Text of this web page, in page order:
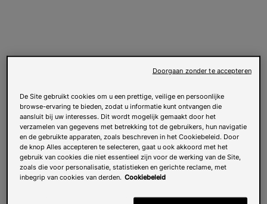
De Site gebruikt cookies om u een prettige, veilige en persoonlijke
browse-ervaring te bieden, zodat u informatie kunt ontvangen die
aansluit bij uw interesses. Dit wordt mogelijk gemaakt door het
verzamelen van gegevens met betrekking tot de gebruikers, hun navigatie
en de gebruikte apparaten, zoals beschreven in het Cookiebeleid. Door
de knop Alles accepteren te selecteren, gaat u ook akkoord met het
gebruik van cookies die niet essentieel zijn voor de werking van de Site,
zoals die voor personalisatie, statistieken en gerichte reclame, met
inbegrip van cookies van derden. Cookiebeleid
Doorgaan zonder te accepteren